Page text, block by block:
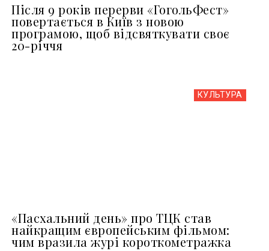
Після 9 років перерви «ГогольФест»
повертається в Київ з новою
програмою, щоб відсвяткувати своє
20-річчя
КУЛЬТУРА
«Пасхальний день» про ТЦК став
найкращим європейським фільмом:
чим вразила журі короткометражка